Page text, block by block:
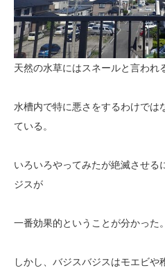
天然の水草にはスネールと言われ
水槽内で特に悪さをするわけでは
ている。
いろいろやってみたが絶滅させる
ジスが
一番効果的ということが分かった。
しかし、バジスバジスはモエビや